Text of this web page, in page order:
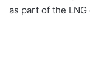
as part of the LNG